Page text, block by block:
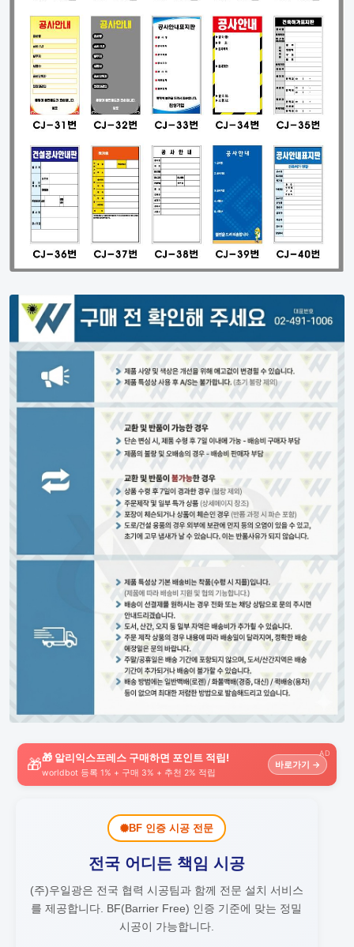
AD
🎁🎁 알리익스프레스 구매하면 포인트 적립!
worldbot 등록 1% + 구매 3% + 추천 2% 적립
바로가기 →
BF 인증 시공 전문
전국 어디든 책임 시공
(주)우일광은 전국 협력 시공팀과 함께 전문 설치 서비스
를 제공합니다.
BF(Barrier Free) 인증 기준에 맞는 정밀
시공이 가능합니다.